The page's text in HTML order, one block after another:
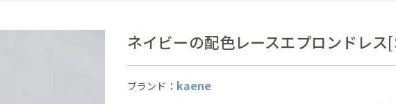
ネイビーの配色レースエプロンドレ
ブランド： kaene